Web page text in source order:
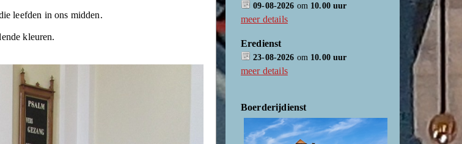
leefden in ons midden.
kleuren.
09-08-2026 om 10.00 uur
meer details
Eredienst
23-08-2026 om 10.00 uur
meer details
Boerderijdienst